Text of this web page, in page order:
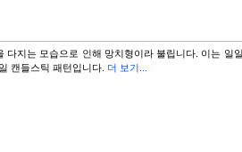
지는 모습으로 인해 망치형이라 불립니다. 이는 일
캔들스틱 패턴입니다. 더 보기...